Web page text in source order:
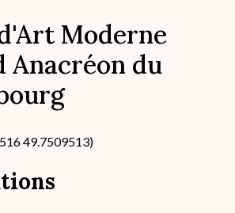
Moderne
Anacréon du
49.7509513)